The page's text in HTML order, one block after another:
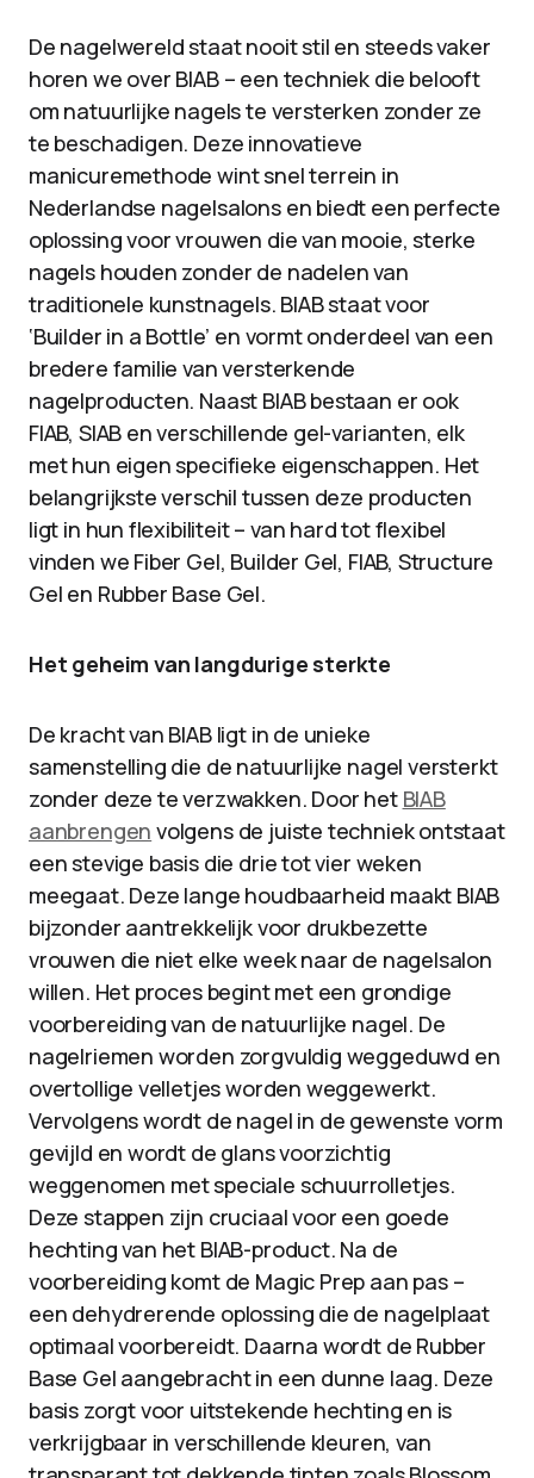
De nagelwereld staat nooit stil en steeds vaker
horen we over BIAB – een techniek die belooft
om natuurlijke nagels te versterken zonder ze
te beschadigen. Deze innovatieve
manicuremethode wint snel terrein in
Nederlandse nagelsalons en biedt een perfecte
oplossing voor vrouwen die van mooie, sterke
nagels houden zonder de nadelen van
traditionele kunstnagels. BIAB staat voor
‘Builder in a Bottle’ en vormt onderdeel van een
bredere familie van versterkende
nagelproducten. Naast BIAB bestaan er ook
FIAB, SIAB en verschillende gel-varianten, elk
met hun eigen specifieke eigenschappen. Het
belangrijkste verschil tussen deze producten
ligt in hun flexibiliteit – van hard tot flexibel
vinden we Fiber Gel, Builder Gel, FIAB, Structure
Gel en Rubber Base Gel.
Het geheim van langdurige sterkte
De kracht van BIAB ligt in de unieke
samenstelling die de natuurlijke nagel versterkt
zonder deze te verzwakken. Door het BIAB
aanbrengen volgens de juiste techniek ontstaat
een stevige basis die drie tot vier weken
meegaat. Deze lange houdbaarheid maakt BIAB
bijzonder aantrekkelijk voor drukbezette
vrouwen die niet elke week naar de nagelsalon
willen. Het proces begint met een grondige
voorbereiding van de natuurlijke nagel. De
nagelriemen worden zorgvuldig weggeduwd en
overtollige velletjes worden weggewerkt.
Vervolgens wordt de nagel in de gewenste vorm
gevijld en wordt de glans voorzichtig
weggenomen met speciale schuurrolletjes.
Deze stappen zijn cruciaal voor een goede
hechting van het BIAB-product. Na de
voorbereiding komt de Magic Prep aan pas –
een dehydrerende oplossing die de nagelplaat
optimaal voorbereidt. Daarna wordt de Rubber
Base Gel aangebracht in een dunne laag. Deze
basis zorgt voor uitstekende hechting en is
verkrijgbaar in verschillende kleuren, van